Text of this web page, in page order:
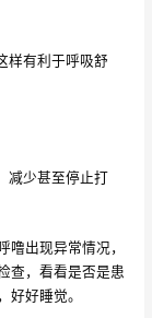
样有利于呼吸舒
减少甚至停止打
出现异常情况，
查，看看是否是患
好好睡觉。